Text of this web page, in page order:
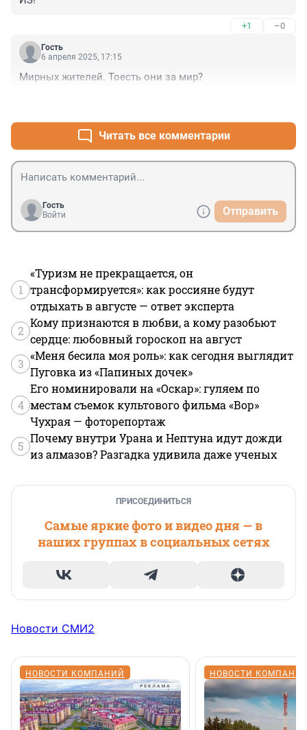
+1 –0
Гость
6 апреля 2025, 17:15
Мирных жителей. Тоесть они за мир?
Читать все комментарии
Гость
Войти
Отправить
1
«Туризм не прекращается, он
трансформируется»: как россияне будут
отдыхать в августе — ответ эксперта
2
Кому признаются в любви, а кому разобьют
сердце: любовный гороскоп на август
3
«Меня бесила моя роль»: как сегодня выглядит
Пуговка из «Папиных дочек»
4
Его номинировали на «Оскар»: гуляем по
местам съемок культового фильма «Вор»
Чухрая — фоторепортаж
5
Почему внутри Урана и Нептуна идут дожди
из алмазов? Разгадка удивила даже ученых
ПРИСОЕДИНИТЬСЯ
Самые яркие фото и видео дня — в
наших группах в социальных сетях
Новости СМИ2
НОВОСТИ КОМПАНИЙ НОВОСТИ